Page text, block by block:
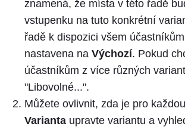
znamená, že místa v této řadě
vstupenku na tuto konkrétní
řadě k dispozici všem
nastavena na Výchozí. Pokud
účastníkům z více různých
"Libovolné...".
Můžete ovlivnit, zda je pro
Varianta upravte variantu a